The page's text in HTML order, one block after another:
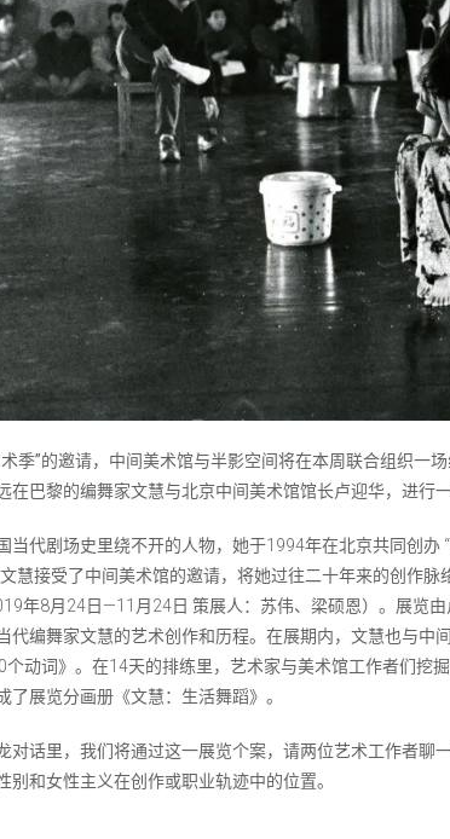
术季”的邀请，中间美术馆与半影空间将在本周联合组织一
在巴黎的编舞家文慧与北京中间美术馆馆长卢迎华，进行
当代剧场史里绕不开的人物，她于1994年在北京共同创办
慧接受了中间美术馆的邀请，将她过往二十年来的创作
年8月24日—11月24日 策展人：苏伟、梁硕恩）。展览
代编舞家文慧的艺术创作和历程。在展期内，文慧也与中
个动词》。在14天的排练里，艺术家与美术馆工作者们挖
了展览分画册《文慧：生活舞蹈》。
对话里，我们将通过这一展览个案，请两位艺术工作者聊
别和女性主义在创作或职业轨迹中的位置。